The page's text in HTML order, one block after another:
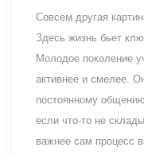
Совсем другая
Здесь жизнь бьет
Молодое поколение
активнее и смелее.
постоянному
если что-то не
важнее сам процесс